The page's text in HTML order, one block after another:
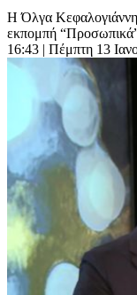
Η Όλγα Κεφαλογιάννη
εκπομπή
16:43 | Πέμπτη 13